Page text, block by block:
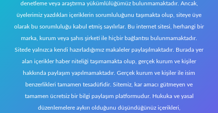
denetleme veya araştırma yükümlülüğümüz bulunmamaktadır. Ancak,
üyelerimiz yazdıkları içeriklerin sorumluluğunu taşımakta olup, siteye üye
olarak bu sorumluluğu kabul etmiş sayılırlar. Bu internet sitesi, herhangi bir
marka, kurum veya şahıs şirketi ile hiçbir bağlantısı bulunmamaktadır.
Sitede yalnızca kendi hazırladığımız makaleler paylaşılmaktadır. Burada yer
alan içerikler haber niteliği taşımamakta olup, gerçek kurum ve kişiler
hakkında paylaşım yapılmamaktadır. Gerçek kurum ve kişiler ile isim
benzerlikleri tamamen tesadüfidir. Sitemiz, kar amacı gütmeyen ve
tamamen ücretsiz bir bilgi paylaşım platformudur. Hukuka ve yasal
düzenlemelere aykırı olduğunu düşündüğünüz içerikleri,